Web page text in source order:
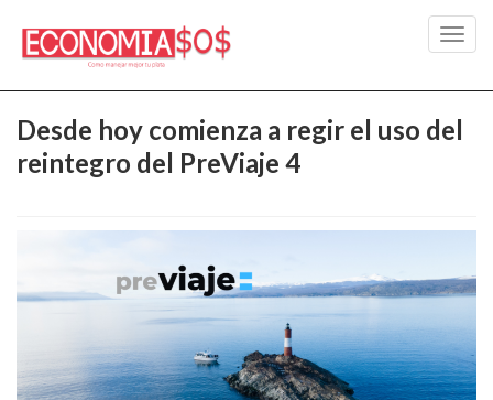
Desde hoy comienza a regir el uso del
reintegro del PreViaje 4